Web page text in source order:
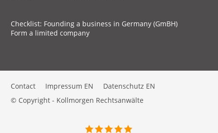
Checklist: Founding a business in Germany (GmBH)
Form a limited company
Contact Impressum EN
Datenschutz EN
© Copyright - Kollmorgen Rechtsanwälte